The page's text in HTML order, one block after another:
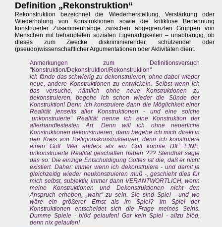
Definition „Rekonstruktion“
Rekonstruktion bezeichnet die Wiederherstellung, Verstärkung oder
Wiederholung von Konstruktionen sowie die kritiklose Benennung
konstruierter Zusammenhänge zwischen abgegrenzten Gruppen von
Menschen mit behaupteten sozialen Eigenartigkeiten – unabhängig, ob
dieses zum Zwecke diskriminierender, schützender oder
(pseudo)wissenschaftlicher Argumentationen oder Aktivitäten dient.
Anmerkungen zum Definitionsversuch
"Konstruktion/Dekonstruktion/Rekonstruktion"
ich fände das schwierig zu dekonstruieren, ohne dabei wieder
neue, andere Konstruktionen zu entwickeln. Selbst wenn ich
das versuche, nämlich ohne neue Konstruktionen zu
dekonstruieren, begehe ich schon wieder die Sünde der
Konstruktion! Denn ich konstruiere dann die Möglichkeit einer
Realität jenseits aller Konstruktionen - und eine solche
„unkonstruierte“ Realität nenne ich eine Konstruktion der
allerhandfestesten Art. Denn will ich ohne neuerliche
Konstruktionen dekonstruieren, dann begebe ich mich direkt in
den Kreis von Religionskonstrukteuren, denn ich konstruiere
einen Gott. Wer anders als ein Gott könnte DIE EINE,
unkonstruierte Realität geschaffen haben ??? Stendhal sagte
das so: Die einzige Entschuldigung Gottes ist die, daß er nicht
existiert. Daher: Immer wenn ich dekonstruiere - und damit ja
gleichzeitig wieder neukonstruieren muß -, geschieht dies für
mich selbst, subjektiv, immer dann VERANTWORTLICH, wenn
meine Konstruktionen und Dekonstruktionen nicht den
Anspruch erheben, „wahr“ zu sein. Sie sind Spiel - und wo
wäre ein größerer Ernst als im Spiel? Im Spiel der
Konstruktionen entscheidet sich die Frage meines Seins.
Dumme Spiele - blöd gelaufen! Gar kein Spiel - allzu blöd,
denn nix gelaufen!